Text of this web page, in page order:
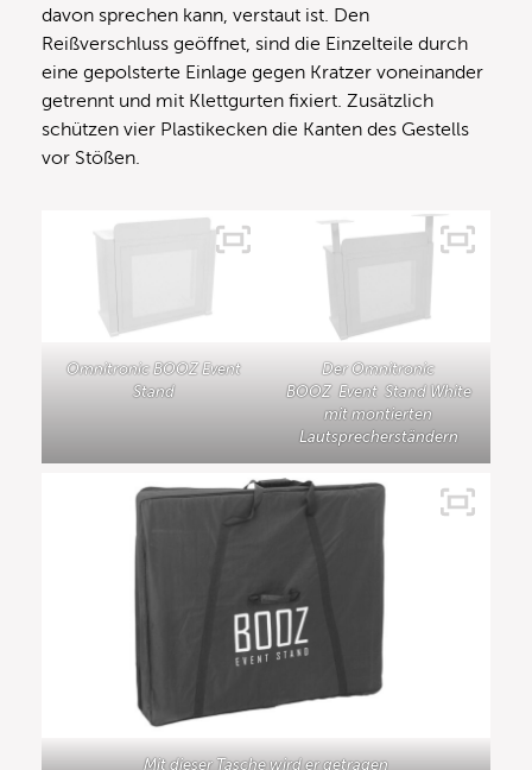
davon sprechen kann, verstaut ist. Den
Reißverschluss geöffnet, sind die Einzelteile durch
eine gepolsterte Einlage gegen Kratzer voneinander
getrennt und mit Klettgurten fixiert. Zusätzlich
schützen vier Plastikecken die Kanten des Gestells
vor Stößen.
Omnitronic BOOZ Event
Stand
Der Omnitronic
BOOZ Event Stand White
mit montierten
Lautsprecherständern
Mit dieser Tasche wird er getragen